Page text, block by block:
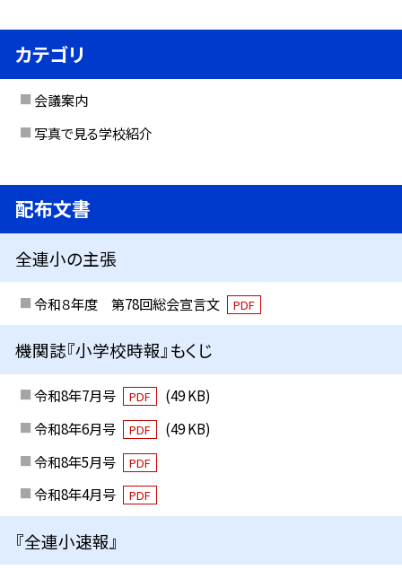
カテゴリ
会議案内
写真で見る学校紹介
配布文書
全連小の主張
令和８年度 第78回総会宣言文 PDF
機関誌『小学校時報』もくじ
令和8年7月号 PDF
(49 KB)
令和8年6月号
PDF
(49 KB)
令和8年5月号
PDF
令和8年4月号 PDF
『全連小速報』